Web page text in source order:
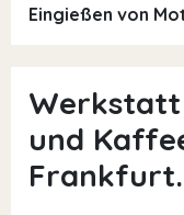
Eingießen von
und
Frankfurt.